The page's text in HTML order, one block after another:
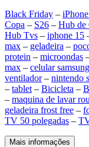
Black Friday –
Copa – S26 – Hub de
Hub Tvs – iphone 15
max – geladeira –
protein – microondas
max – celular samsung
ventilador– nintendo
– tablet – Bicicleta –
– maquina de lavar
geladeira frost free –
TV 50 polegadas –
Mais informações